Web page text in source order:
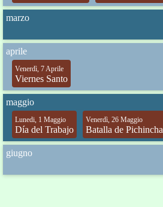
marzo
aprile
Venerdì, 7 Aprile
Viernes Santo
maggio
Lunedi, 1 Maggio
Día del Trabajo
Venerdì, 26 Maggio
Batalla de Pichincha
giugno